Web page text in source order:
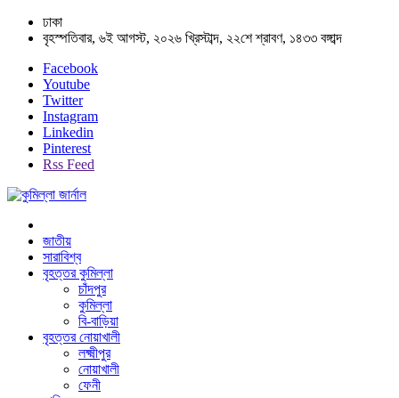
ঢাকা
বৃহস্পতিবার, ৬ই আগস্ট, ২০২৬ খ্রিস্টাব্দ, ২২শে শ্রাবণ, ১৪৩৩ বঙ্গাব্দ
Facebook
Youtube
Twitter
Instagram
Linkedin
Pinterest
Rss Feed
জাতীয়
সারাবিশ্ব
বৃহত্তর কুমিল্লা
চাঁদপুর
কুমিল্লা
বি-বাড়িয়া
বৃহত্তর নোয়াখালী
লক্ষ্মীপুর
নোয়াখালী
ফেনী